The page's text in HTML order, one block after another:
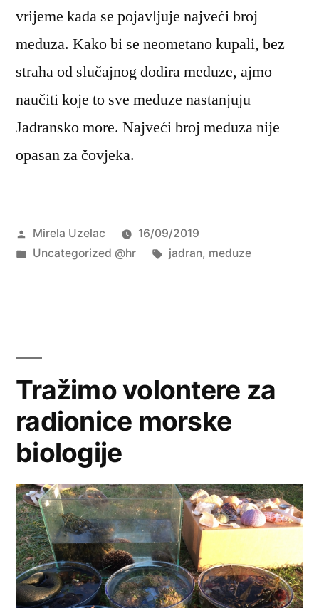
vrijeme kada se pojavljuje najveći broj
meduza. Kako bi se neometano kupali, bez
straha od slučajnog dodira meduze, ajmo
naučiti koje to sve meduze nastanjuju
Jadransko more. Najveći broj meduza nije
opasan za čovjeka.
Objavio
Mirela Uzelac
16/09/2019
Objavljeno
Uncategorized @hr Oznake:
jadran, meduze
Tražimo volontere za
radionice morske
biologije